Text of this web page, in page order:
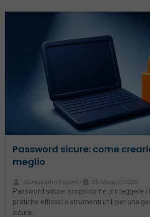
Password sicure: come
meglio
ALessandro Papini •
29 Maggio 2026
Password sicure: scopri come proteggere i
pratiche efficaci e strumenti utili per una
sicura.